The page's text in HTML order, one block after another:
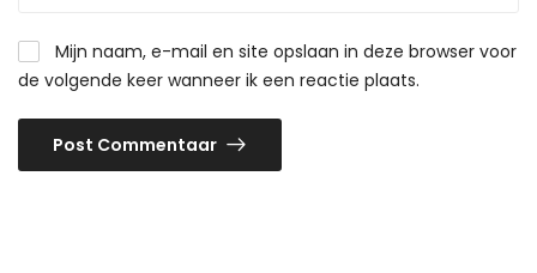
Mijn naam, e-mail en site opslaan in deze browser voor
de volgende keer wanneer ik een reactie plaats.
Post Commentaar